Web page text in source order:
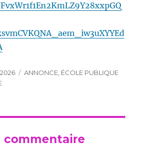
Catégories
ANNONCE ÉCOLE PUBLIQUE
commentaire